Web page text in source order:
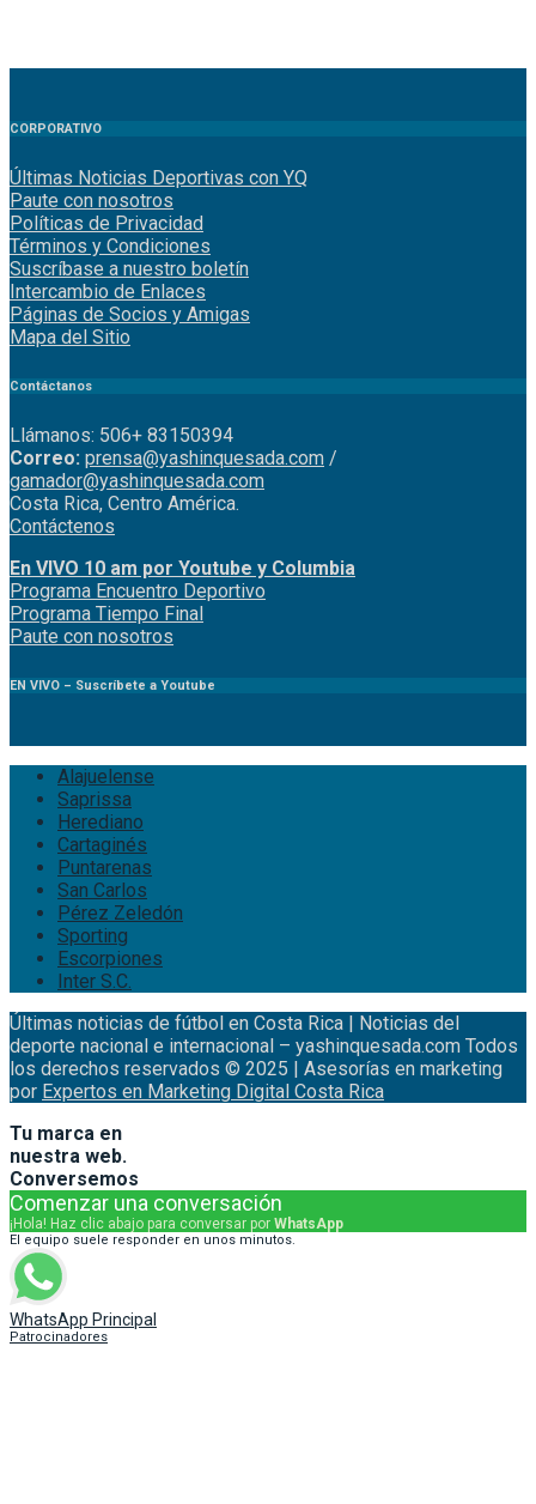
CORPORATIVO
Últimas Noticias Deportivas con YQ
Paute con nosotros
Políticas de Privacidad
Términos y Condiciones
Suscríbase a nuestro boletín
Intercambio de Enlaces
Páginas de Socios y Amigas
Mapa del Sitio
Contáctanos
Llámanos: 506+ 83150394
Correo: prensa@yashinquesada.com /
gamador@yashinquesada.com
Costa Rica, Centro América.
Contáctenos
En VIVO 10 am por Youtube y Columbia
Programa Encuentro Deportivo
Programa Tiempo Final
Paute con nosotros
EN VIVO – Suscríbete a Youtube
Alajuelense
Saprissa
Herediano
Cartaginés
Puntarenas
San Carlos
Pérez Zeledón
Sporting
Escorpiones
Inter S.C.
Últimas noticias de fútbol en Costa Rica | Noticias del
deporte nacional e internacional – yashinquesada.com Todos
los derechos reservados © 2025 | Asesorías en marketing
por Expertos en Marketing Digital Costa Rica
Tu marca en
nuestra web.
Conversemos
Comenzar una conversación
¡Hola! Haz clic abajo para conversar por WhatsApp
El equipo suele responder en unos minutos.
WhatsApp Principal
Patrocinadores